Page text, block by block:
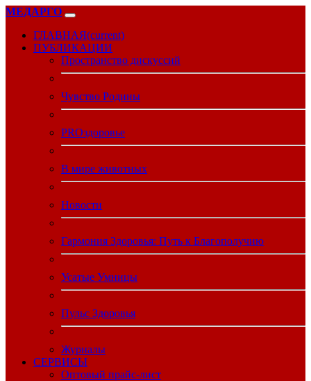
МЕДАРГО
ГЛАВНАЯ(current)
ПУБЛИКАЦИИ
Пространство дискуссий
Чувство Родины
PROздоровье
В мире животных
Новости
Гармония Здоровья: Путь к Благополучию
Усатые Умницы
Пульс Здоровья
Журналы
CЕРВИСЫ
Оптовый прайс-лист